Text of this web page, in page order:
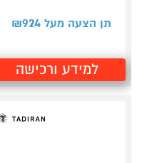
תן הצעה מעל ₪ 924
למידע ורכישה